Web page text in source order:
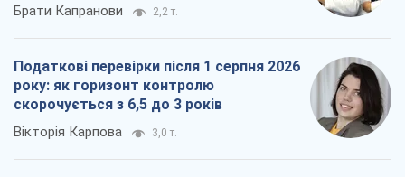
Брати Капранови 2,2 т.
Податкові перевірки після 1 серпня 2026
року: як горизонт контролю
скорочується з 6,5 до 3 років
Вікторія Карпова 3,0 т.